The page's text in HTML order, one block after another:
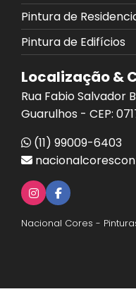
Pintura de
Pintura de Edifícios
Localização &
Rua Fabio Salvador
Guarulhos - CEP:
(11) 99009-6403
Nacional Cores -